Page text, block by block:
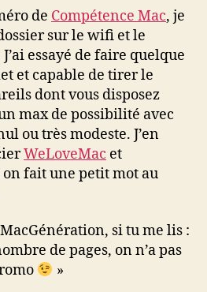
n°36
Juillet/Août
2014
de Compétence Mac, je
sur le wifi et le
essayé de faire quelque
et capable de tirer le
dont vous disposez
max de possibilité avec
ou très modeste. J’en
WeLoveMac et
fait une petit mot au
si tu me lis :
de pages, on n’a pas
»